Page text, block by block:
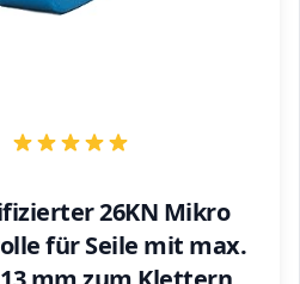
26KN Mikro
für Seile mit max.